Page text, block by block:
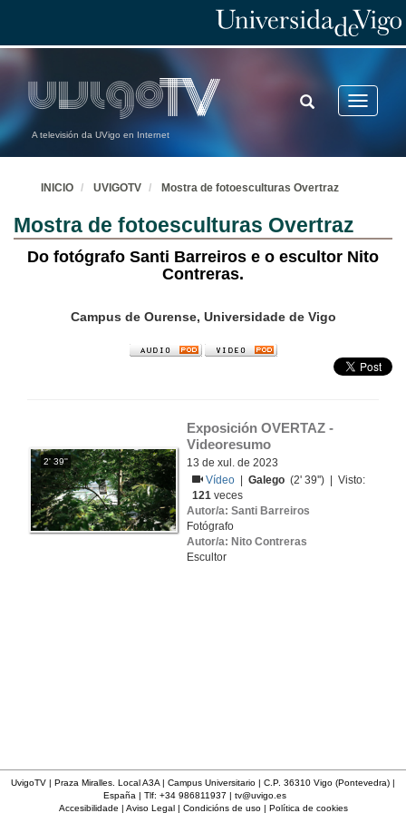
A televisión da UVigo en Internet
Toggle
TOGGLE
SEARCH
INICIO UVIGOTV Mostra de fotoesculturas Overtraz
Mostra de fotoesculturas Overtraz
Do fotógrafo Santi Barreiros e o escultor Nito
Contreras.
Campus de Ourense, Universidade de Vigo
2' 39''
Exposición OVERTAZ -
Videoresumo
13 de xul. de 2023
Vídeo
|Galego (2' 39'') | Visto:
121 veces
Autor/a: Santi Barreiros
Fotógrafo
Autor/a: Nito Contreras
Escultor
UvigoTV | Praza Miralles. Local A3A | Campus Universitario | C.P. 36310 Vigo (Pontevedra) |
España | Tlf: +34 986811937 | tv@uvigo.es
Accesibilidade | Aviso Legal| Condicións de uso| Política de cookies